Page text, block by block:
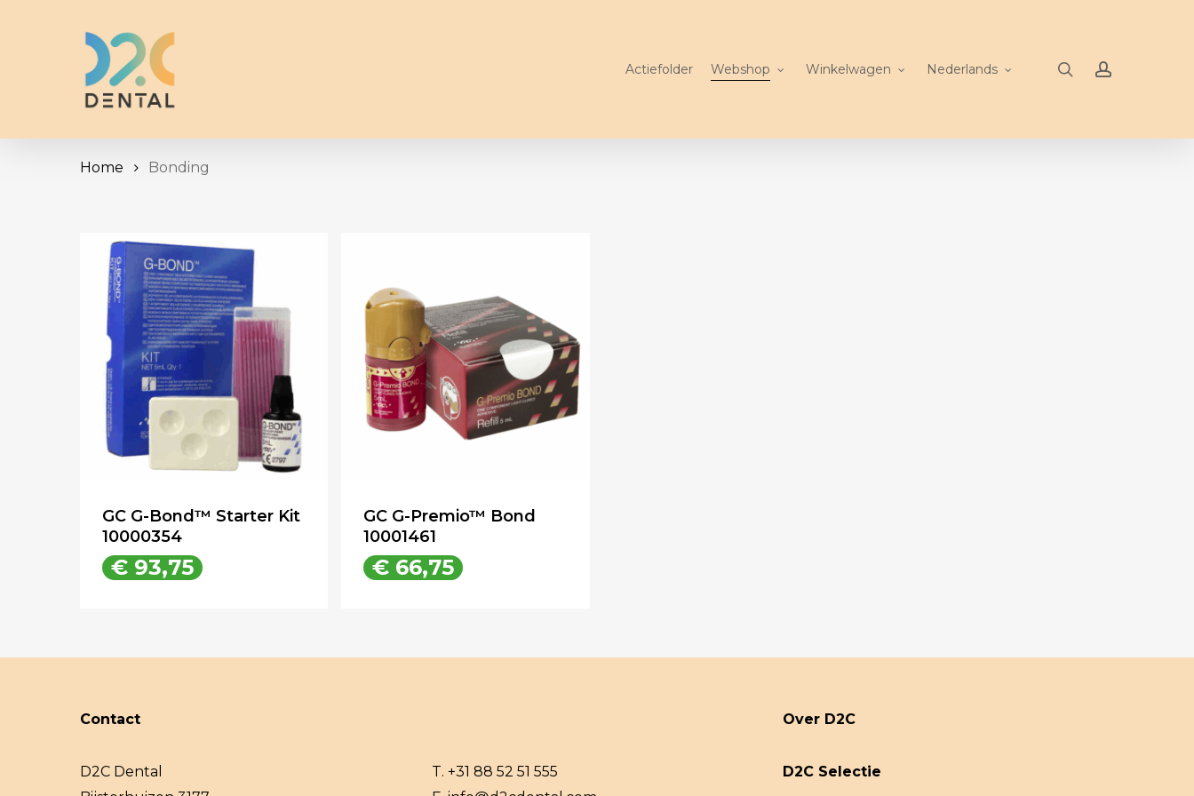
Actiefolder Webshop Winkelwagen Nederlands searchaccount
Home Bonding
GC G-Bond™ Starter Kit
10000354
€ 93,75€93,75
GC G-Premio™ Bond
10001461
€ 66,75 €66,75
Contact
D2C Dental
T. +31 88 52 51 555
Over D2C
D2C Selectie